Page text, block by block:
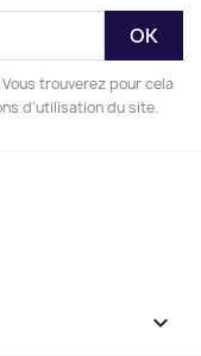
trouverez pour cela
d'utilisation du site.
